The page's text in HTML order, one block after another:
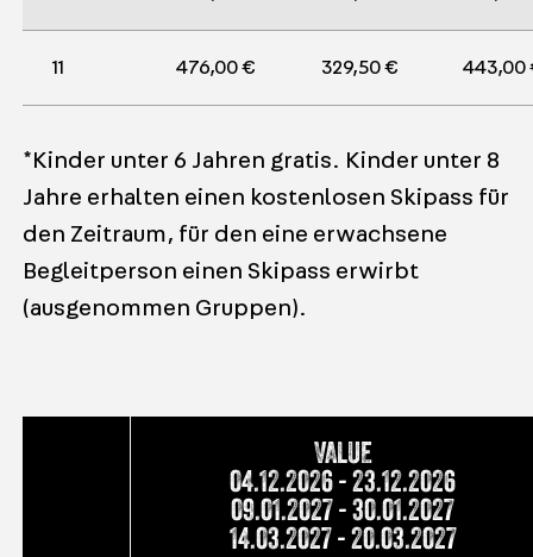
11 476,00 € 329,50 € 443,00
*Kinder unter 6 Jahren gratis. Kinder unter 8
Jahre erhalten einen kostenlosen Skipass für
den Zeitraum, für den eine erwachsene
Begleitperson einen Skipass erwirbt
(ausgenommen Gruppen).
VALUE
04.12.2026 - 23.12.2026
09.01.2027 - 30.01.2027
14.03.2027 - 20.03.2027